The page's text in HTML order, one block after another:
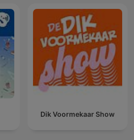
Dik Voormekaar Show